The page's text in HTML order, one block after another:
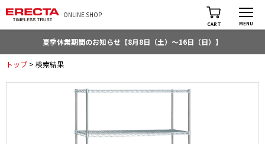
ONLINE SHOP
CART MENU
夏季休業期間のお知らせ【8月8日（土）～16日（日）】
トップ > 検索結果